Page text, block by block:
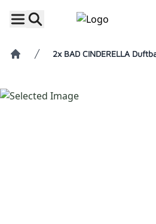
2x BAD CINDERELLA